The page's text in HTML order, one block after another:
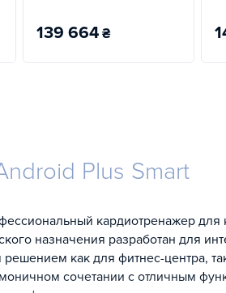
139 664₴
Plus Smart
кардиотренажер для
назначения разработан для
как для фитнес-центра,
сочетании с отличным